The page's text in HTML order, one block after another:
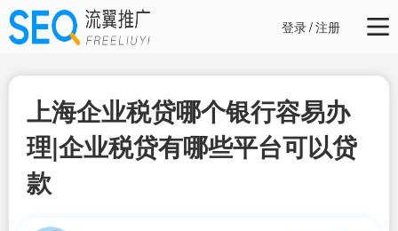
登录/注册
上海企业税贷哪个银行容易办
理|企业税贷有哪些平台可以贷
款